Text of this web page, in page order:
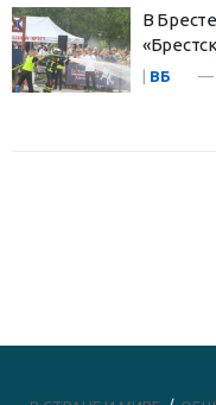
В
ВБ